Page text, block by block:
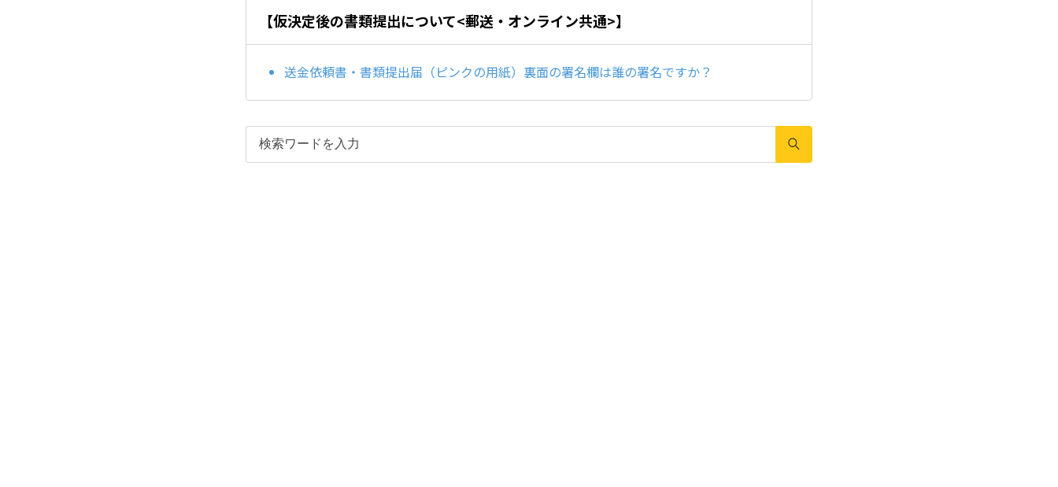
【仮決定後の書類提出について<郵送・オンライン共通>】
送金依頼書・書類提出届（ピンクの用紙）裏面の署名欄は誰の署名ですか？